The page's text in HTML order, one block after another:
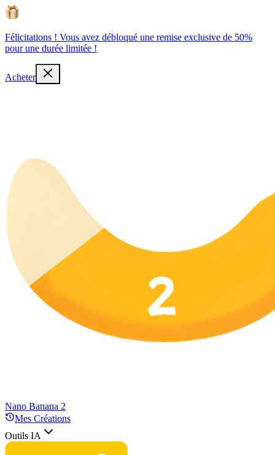
Félicitations ! Vous avez débloqué une remise exclusive de 50%
pour une durée limitée !
Acheter
Nano Banana 2
Mes Créations
Outils IA